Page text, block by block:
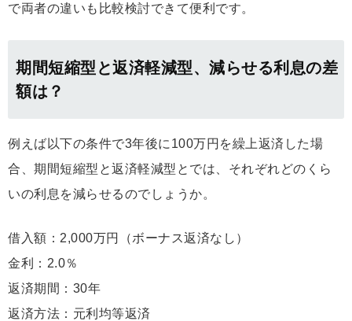
で両者の違いも比較検討できて便利です。
期間短縮型と返済軽減型、減らせる利息の差
額は？
例えば以下の条件で3年後に100万円を繰上返済した場
合、期間短縮型と返済軽減型とでは、それぞれどのくら
いの利息を減らせるのでしょうか。
借入額：2,000万円（ボーナス返済なし）
金利：2.0％
返済期間：30年
返済方法：元利均等返済